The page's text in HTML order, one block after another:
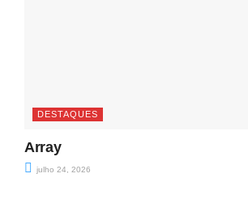
DESTAQUES
Array
julho 24, 2026